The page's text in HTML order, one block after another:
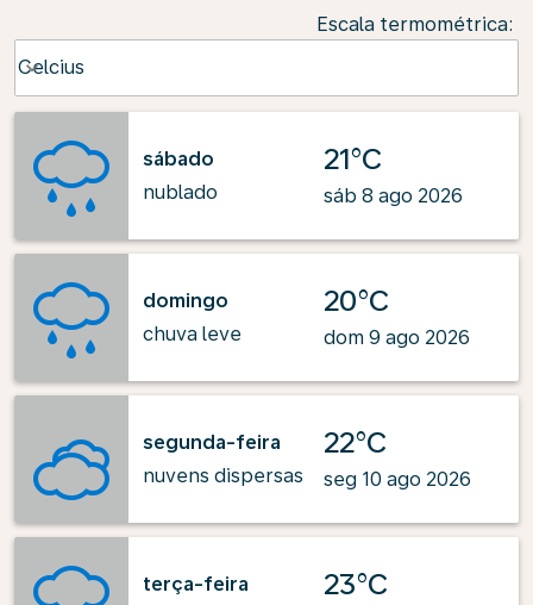
Escala termométrica:
Celcius
keyboard_arrow_down
sábado
nublado
21°C
sáb 8 ago 2026
domingo
chuva leve
20°C
dom 9 ago 2026
segunda-feira
nuvens dispersas
22°C
seg 10 ago 2026
terça-feira
23°C